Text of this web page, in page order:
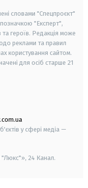
словами "Спецпроєкт"
"Експерт",
героїв. Редакція може
реклами та правил
користування сайтом.
для осіб старше 21
у сфері медіа —
"Люкс"», 24 Канал.